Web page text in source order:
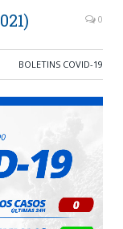
0
BOLETINS COVID-19